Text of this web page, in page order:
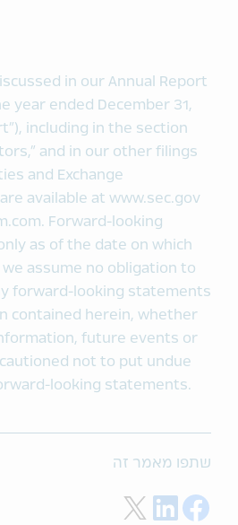
in our Annual Report
year ended December 31,
including in the section
and in our other filings
and Exchange
available at www.sec.gov
Forward-looking
as of the date on which
assume no obligation to
forward-looking statements
contained herein, whether
future events or
not to put undue
looking statements.
שתפו מאמר זה
Share on Facebook
Share on LinkedIn